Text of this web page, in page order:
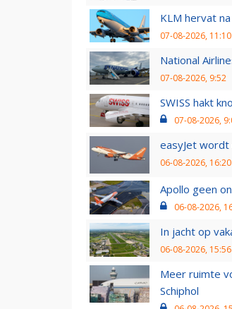
KLM hervat
07-08-2026, 11:10
National
07-08-2026, 9:52
SWISS hakt
07-08-2026,
easyJet wordt
06-08-2026, 16:20
Apollo geen
06-08-2026,
In jacht op
06-08-2026, 15:56
Meer ruimte
Schiphol